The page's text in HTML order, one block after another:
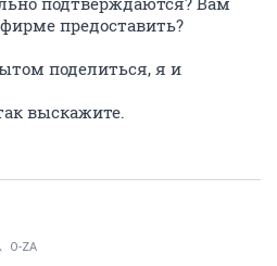
предоставить?
поделиться, я и
выскажите.
O-ZA